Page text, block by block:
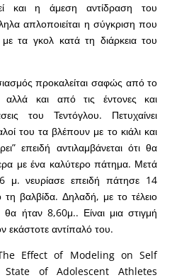
και η άμεση αντίδραση του
απλοποιείται η σύγκριση που
τα γκολ κατά τη διάρκεια του
προκαλείται σαφώς από το
και από τις έντονες και
του Τεντόγλου. Πετυχαίνει
του τα βλέπουν με το κιάλι και
επειδή αντιλαμβάνεται ότι θα
με ένα καλύτερο πάτημα. Μετά
μ. νευρίασε επειδή πάτησε 14
βαλβίδα. Δηλαδή, με το τέλειο
ήταν 8,60μ.. Είναι μια στιγμή
εκάστοτε αντίπαλό του.
Effect of Modeling on Self
of Adolescent Athletes